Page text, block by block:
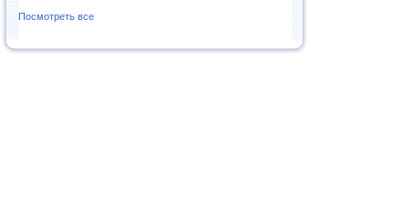
Посмотреть все